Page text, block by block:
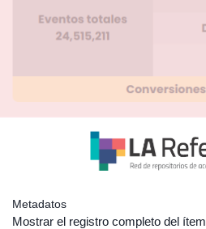
Metadatos
Mostrar el registro completo del ítem